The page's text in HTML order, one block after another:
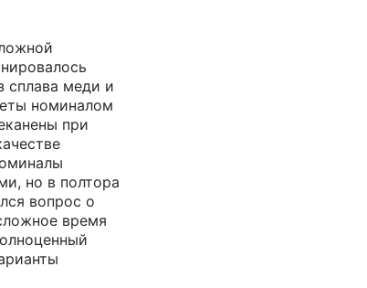
сплава меди и
номиналом
при
но в полтора
вопрос о
время